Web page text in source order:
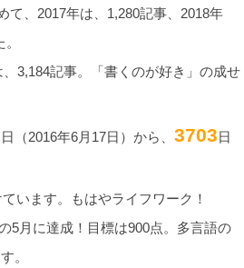
て、2017年は、1,280記事、2018年
3,184記事。「書くのが好き」の成せ
（2016年6月17日）から、 3703日
います。もはやライフワーク！
5月に達成！目標は900点。多言語の
。